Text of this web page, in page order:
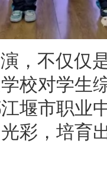
，不仅仅
校对学生
堰市职业
彩，培育